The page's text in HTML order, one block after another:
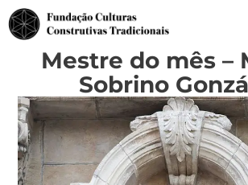
Mestre do mês –
Sobrino